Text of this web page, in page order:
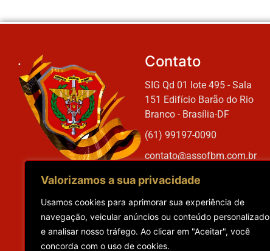
Valorizamos a sua privacidade
Usamos cookies para aprimorar sua experiência de
navegação, veicular anúncios ou conteúdo personalizado
e analisar nosso tráfego. Ao clicar em "Aceitar", você
concorda com o uso de cookies.
Contato
SIG Qd 01 lote 495 - Sala
151 Edifício Barão do Rio
Branco - Brasília-DF
(61) 99197-0090
contato@assofbm.com.br